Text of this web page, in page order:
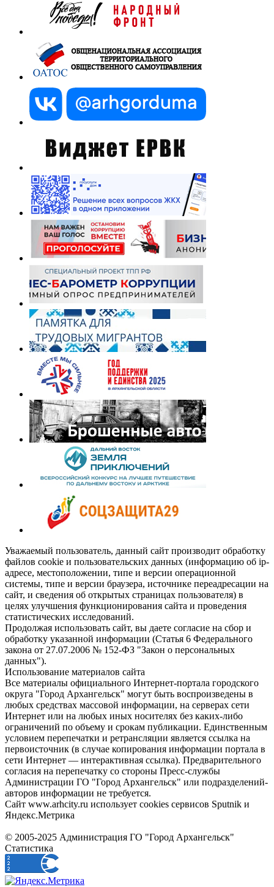
Уважаемый пользователь, данный сайт производит обработку
файлов cookie и пользовательских данных (информацию об ip-
адресе, местоположении, типе и версии операционной
системы, типе и версии браузера, источнике переадресации на
сайт, и сведения об открытых страницах пользователя) в
целях улучшения функционирования сайта и проведения
статистических исследований.
Продолжая использовать сайт, вы даете согласие на сбор и
обработку указанной информации (Статья 6 Федерального
закона от 27.07.2006 № 152-ФЗ "Закон о персональных
данных").
Использование материалов сайта
Все материалы официального Интернет-портала городского
округа "Город Архангельск" могут быть воспроизведены в
любых средствах массовой информации, на серверах сети
Интернет или на любых иных носителях без каких-либо
ограничений по объему и срокам публикации. Единственным
условием перепечатки и ретрансляции является ссылка на
первоисточник (в случае копирования информации портала в
сети Интернет — интерактивная ссылка). Предварительного
согласия на перепечатку со стороны Пресс-службы
Администрации ГО "Город Архангельск" или подразделений-
авторов информации не требуется.
Сайт www.arhcity.ru использует cookies сервисов Sputnik и
Яндекс.Метрика
© 2005-2025 Администрация ГО "Город Архангельск"
Статистика